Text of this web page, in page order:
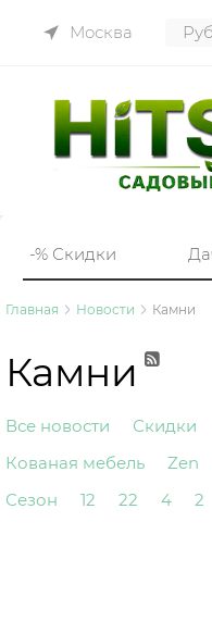
Москва
-% Скидки
Главная Новости Камни
Камни
Все новости Скидки
Кованая мебель
Zen
Сезон
12 22 4 2